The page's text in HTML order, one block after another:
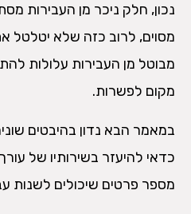
נכון, חלק ניכר מן העבירות
מסוים, לרוב כזה שלא יטלטל
מבוטל מן העבירות עלולות
מקום לפשרות.
במאמר הבא נדון בהיבטים
כדאי להיעזר בשירותיו של
מספר פרטים שיכולים לשנות